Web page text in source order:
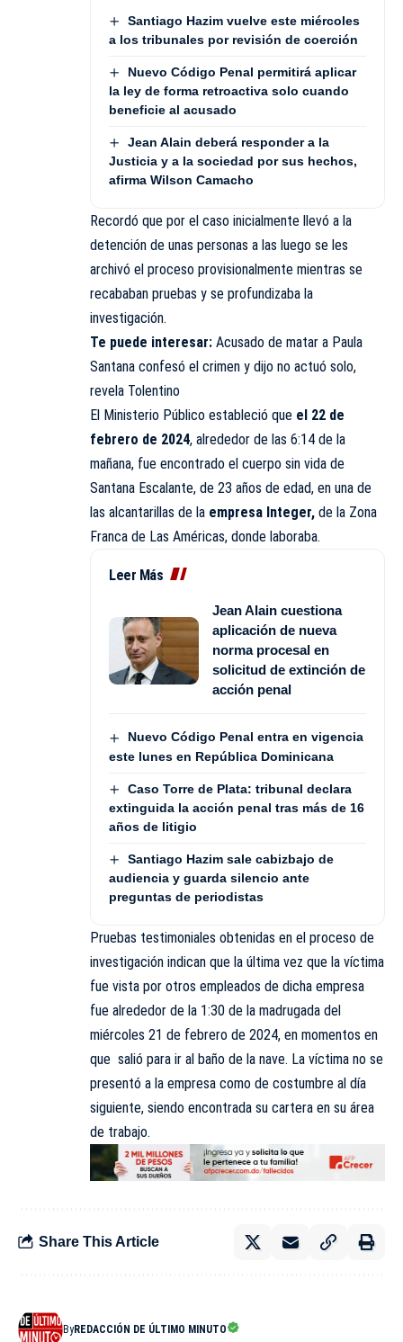
Santiago Hazim vuelve este miércoles
a los tribunales por revisión de coerción
Nuevo Código Penal permitirá aplicar
la ley de forma retroactiva solo cuando
beneficie al acusado
Jean Alain deberá responder a la
Justicia y a la sociedad por sus hechos,
afirma Wilson Camacho
Recordó que por el caso inicialmente llevó a la
detención de unas personas a las luego se les
archivó el proceso provisionalmente mientras se
recababan pruebas y se profundizaba la
investigación.
Te puede interesar: Acusado de matar a Paula
Santana confesó el crimen y dijo no actuó solo,
revela Tolentino
El Ministerio Público estableció que el 22 de
febrero de 2024, alrededor de las 6:14 de la
mañana, fue encontrado el cuerpo sin vida de
Santana Escalante, de 23 años de edad, en una de
las alcantarillas de la empresa Integer, de la Zona
Franca de Las Américas, donde laboraba.
Leer Más
Jean Alain cuestiona
aplicación de nueva
norma procesal en
solicitud de extinción de
acción penal
Nuevo Código Penal entra en vigencia
este lunes en República Dominicana
Caso Torre de Plata: tribunal declara
extinguida la acción penal tras más de 16
años de litigio
Santiago Hazim sale cabizbajo de
audiencia y guarda silencio ante
preguntas de periodistas
Pruebas testimoniales obtenidas en el proceso de
investigación indican que la última vez que la víctima
fue vista por otros empleados de dicha empresa
fue alrededor de la 1:30 de la madrugada del
miércoles 21 de febrero de 2024, en momentos en
que salió para ir al baño de la nave. La víctima no se
presentó a la empresa como de costumbre al día
siguiente, siendo encontrada su cartera en su área
de trabajo.
Share This Article
ByREDACCIÓN DE ÚLTIMO MINUTO